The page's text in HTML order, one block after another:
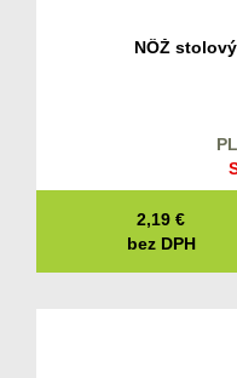
NÔŽ
2,19 €
bez DPH